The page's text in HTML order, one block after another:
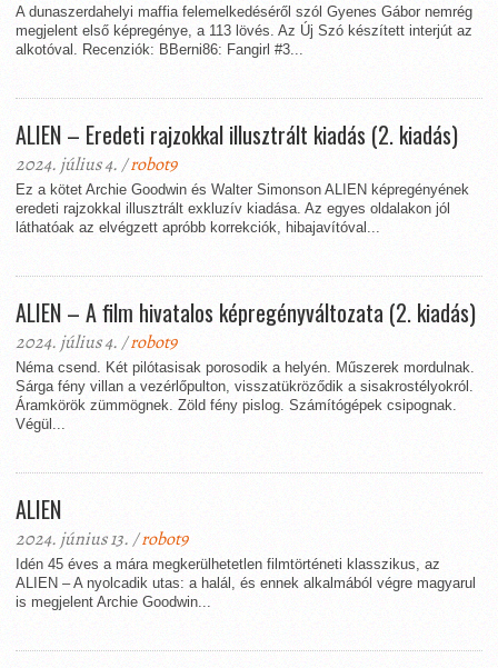
A dunaszerdahelyi maffia felemelkedéséről szól Gyenes Gábor nemrég
megjelent első képregénye, a 113 lövés. Az Új Szó készített interjút az
alkotóval. Recenziók: BBerni86: Fangirl #3...
ALIEN – Eredeti rajzokkal illusztrált kiadás (2. kiadás)
2024. július 4. /robot9
Ez a kötet Archie Goodwin és Walter Simonson ALIEN képregényének
eredeti rajzokkal illusztrált exkluzív kiadása. Az egyes oldalakon jól
láthatóak az elvégzett apróbb korrekciók, hibajavítóval...
ALIEN – A film hivatalos képregényváltozata (2. kiadás)
2024. július 4. /robot9
Néma csend. Két pilótasisak porosodik a helyén. Műszerek mordulnak.
Sárga fény villan a vezérlőpulton, visszatükröződik a sisakrostélyokról.
Áramkörök zümmögnek. Zöld fény pislog. Számítógépek csipognak.
Végül...
ALIEN
2024. június 13. /robot9
Idén 45 éves a mára megkerülhetetlen filmtörténeti klasszikus, az
ALIEN – A nyolcadik utas: a halál, és ennek alkalmából végre magyarul
is megjelent Archie Goodwin...